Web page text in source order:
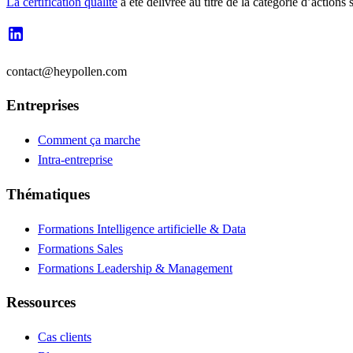
contact@heypollen.com
Entreprises
Comment ça marche
Intra-entreprise
Thématiques
Formations Intelligence artificielle & Data
Formations Sales
Formations Leadership & Management
Ressources
Cas clients